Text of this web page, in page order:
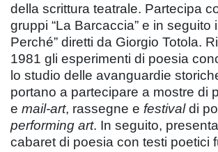
della scrittura teatrale. Partecipa
gruppi “La Barcaccia” e in seguito
Perché” diretti da Giorgio Totola.
1981 gli esperimenti di poesia
lo studio delle avanguardie
portano a partecipare a mostre di
e mail-art, rassegne e festivaldi
performing art. In seguito, presenta
cabaret di poesia con testi poetici